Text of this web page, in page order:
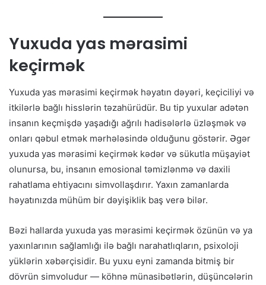
Yuxuda yas mərasimi
keçirmək
Yuxuda yas mərasimi keçirmək həyatın dəyəri, keçiciliyi və
itkilərlə bağlı hisslərin təzahürüdür. Bu tip yuxular adətən
insanın keçmişdə yaşadığı ağrılı hadisələrlə üzləşmək və
onları qəbul etmək mərhələsində olduğunu göstərir. Əgər
yuxuda yas mərasimi keçirmək kədər və sükutla müşayiət
olunursa, bu, insanın emosional təmizlənmə və daxili
rahatlama ehtiyacını simvollaşdırır. Yaxın zamanlarda
həyatınızda mühüm bir dəyişiklik baş verə bilər.
Bəzi hallarda yuxuda yas mərasimi keçirmək özünün və ya
yaxınlarının sağlamlığı ilə bağlı narahatlıqların, psixoloji
yüklərin xəbərçisidir. Bu yuxu eyni zamanda bitmiş bir
dövrün simvoludur — köhnə münasibətlərin, düşüncələrin